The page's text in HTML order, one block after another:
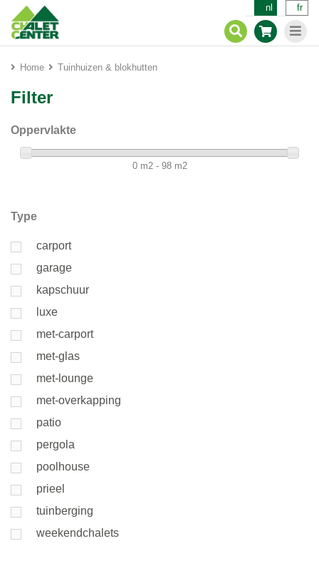
nl fr
Home Tuinhuizen & blokhutten
Filter
Oppervlakte
0 m2 - 98 m2
Type
carport
garage
kapschuur
luxe
met-carport
met-glas
met-lounge
met-overkapping
patio
pergola
poolhouse
prieel
tuinberging
weekendchalets